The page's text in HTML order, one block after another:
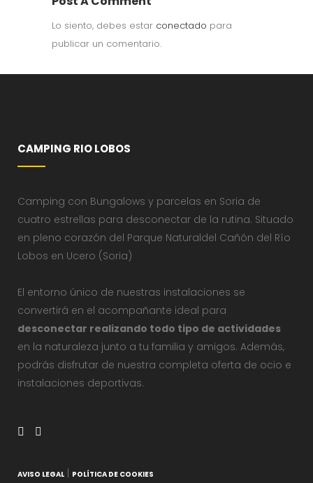
Lo siento, debes estar conectado para
publicar un comentario.
CAMPING RIO LOBOS
Camping con Bungalows y parcelas en Soria de
cuatro estrellas para desconectar de la rutina. Situado
en pleno corazón del Parque Naturaldel Cañón del Río
Lobos en Ucero (Soria)
El entorno único de nuestras instalaciones se
convertirá en el acompañante ideal para
desconectar realizando todo tipo de actividades
en la naturaleza junto a tu familia y amigos. Además,
podrás disfrutar de nuestra completa oferta de ocio e
instalaciones deportivas.
AVISO LEGAL POLÍTICA DE COOKIES